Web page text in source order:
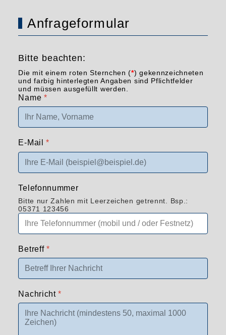
Anfrageformular
Bitte beachten:
Die mit einem roten Sternchen (*) gekennzeichneten
und farbig hinterlegten Angaben sind Pflichtfelder
und müssen ausgefüllt werden.
Name *
E-Mail*
Telefonnummer
Bitte nur Zahlen mit Leerzeichen getrennt. Bsp.:
05371 123456
Betreff*
Nachricht*